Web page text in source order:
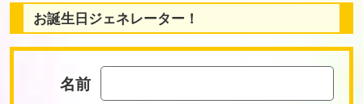
お誕生日ジェネレーター！
名前